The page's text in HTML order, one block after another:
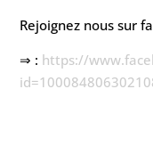
Rejoignez nous sur
⇒ : https://